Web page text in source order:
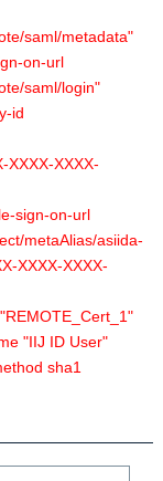
saml/metadata"
on-url
saml/login"
id
XXXX-XXXX-
sign-on-url
metaAlias/asiida-
XXXX-XXXX-
"IIJ ID User"
sha1